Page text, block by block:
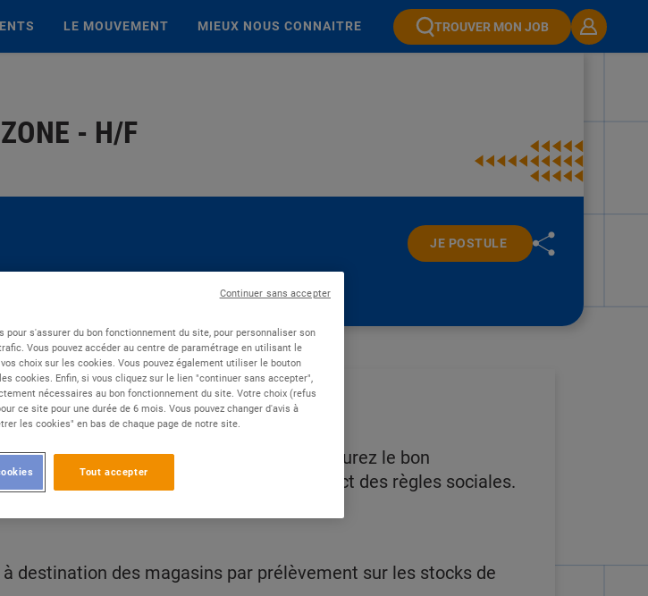
LE MOUVEMENT MIEUX NOUS CONNAITRE TROUVER MON JOB
- H/F
JE POSTULE
avec votre chef d'équipe, vous assurez le bon
frais, fruits et légumes) dans le respect des règles sociales.
destination des magasins par prélèvement sur les stocks de
pour s'assurer du bon fonctionnement du site, pour personnaliser son
Vous pouvez accéder au centre de paramétrage en utilisant le
choix sur les cookies. Vous pouvez également utiliser le bouton
cookies. Enfin, si vous cliquez sur le lien "continuer sans accepter",
nécessaires au bon fonctionnement du site. Votre choix (refus
ce site pour une durée de 6 mois. Vous pouvez changer d'avis à
les cookies" en bas de chaque page de notre site.
Tout accepter
Continuer sans accepter